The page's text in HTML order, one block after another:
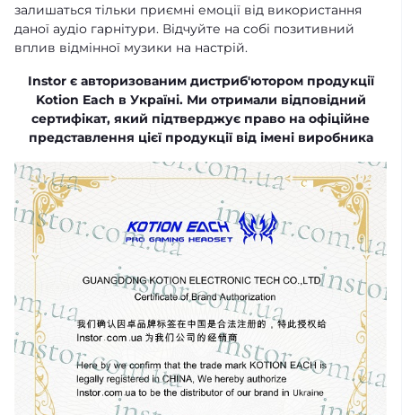
залишаться тільки приємні емоції від використання
даної аудіо гарнітури. Відчуйте на собі позитивний
вплив відмінної музики на настрій.
Instor є авторизованим дистриб'ютором продукції
Kotion Each в Україні. Ми отримали відповідний
сертифікат, який підтверджує право на офіційне
представлення цієї продукції від імені виробника